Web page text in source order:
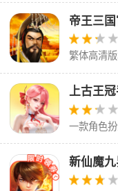
帝王三
繁体高清
上古王
一款角色
新仙魔